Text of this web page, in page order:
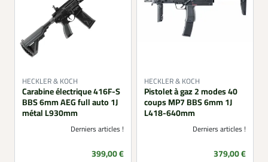
HECKLER & KOCH
Carabine électrique 416F-S
BBS 6mm AEG full auto 1J
métal L930mm
Derniers articles !
Prix
399,00 €
HECKLER & KOCH
Pistolet à gaz 2 modes 40
coups MP7 BBS 6mm 1J
L418-640mm
Derniers articles !
Prix
379,00 €